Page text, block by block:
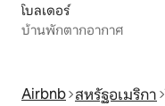
โบลเดอร์
บ้านพักตากอากาศ
Airbnb สหรัฐอเมริกา